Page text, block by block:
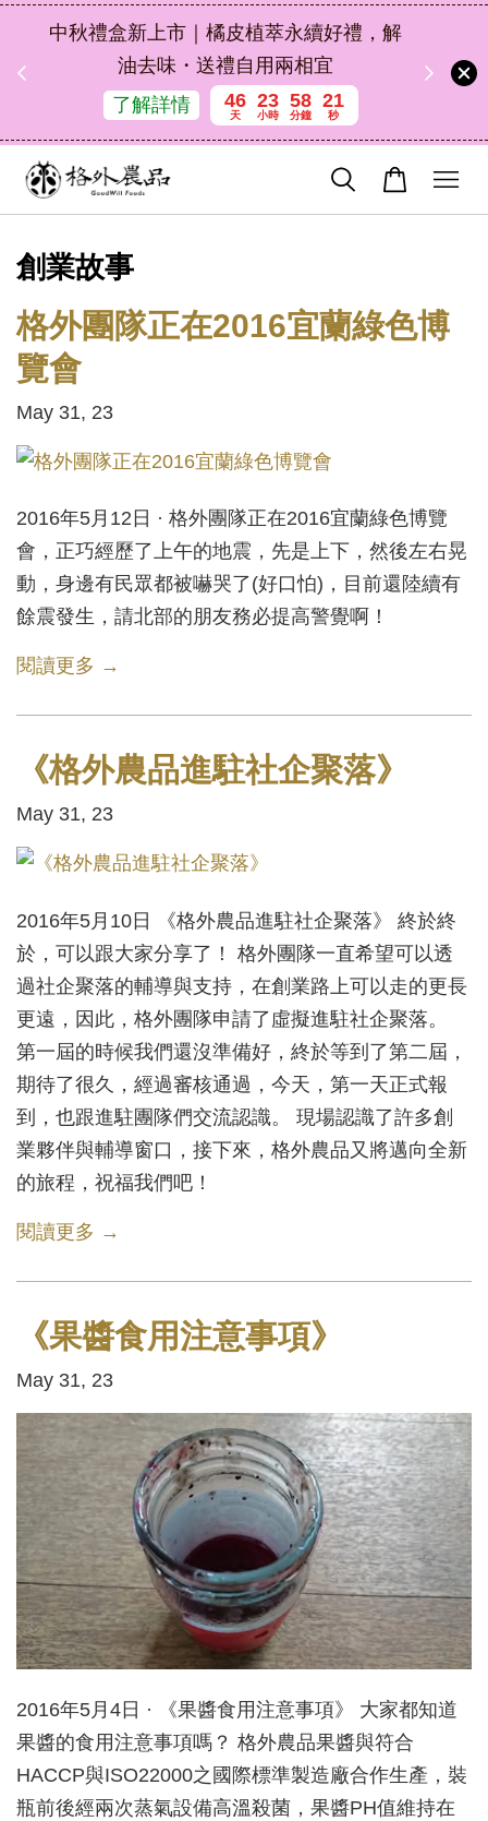
中秋禮盒新上市｜橘皮植萃永續好禮，解
油去味・送禮自用兩相宜
了解詳情
46
天
23
小時
58
分鐘
20
秒
創業故事
格外團隊正在2016宜蘭綠色博
覽會
May 31, 23
2016年5月12日 · 格外團隊正在2016宜蘭綠色博覽
會，正巧經歷了上午的地震，先是上下，然後左右晃
動，身邊有民眾都被嚇哭了(好口怕)，目前還陸續有
餘震發生，請北部的朋友務必提高警覺啊！
閱讀更多 →
《格外農品進駐社企聚落》
May 31, 23
2016年5月10日 《格外農品進駐社企聚落》 終於終
於，可以跟大家分享了！ 格外團隊一直希望可以透
過社企聚落的輔導與支持，在創業路上可以走的更長
更遠，因此，格外團隊申請了虛擬進駐社企聚落。
第一屆的時候我們還沒準備好，終於等到了第二屆，
期待了很久，經過審核通過，今天，第一天正式報
到，也跟進駐團隊們交流認識。 現場認識了許多創
業夥伴與輔導窗口，接下來，格外農品又將邁向全新
的旅程，祝福我們吧！
閱讀更多 →
《果醬食用注意事項》
May 31, 23
2016年5月4日 · 《果醬食用注意事項》 大家都知道
果醬的食用注意事項嗎？ 格外農品果醬與符合
HACCP與ISO22000之國際標準製造廠合作生產，裝
瓶前後經兩次蒸氣設備高溫殺菌，果醬PH值維持在